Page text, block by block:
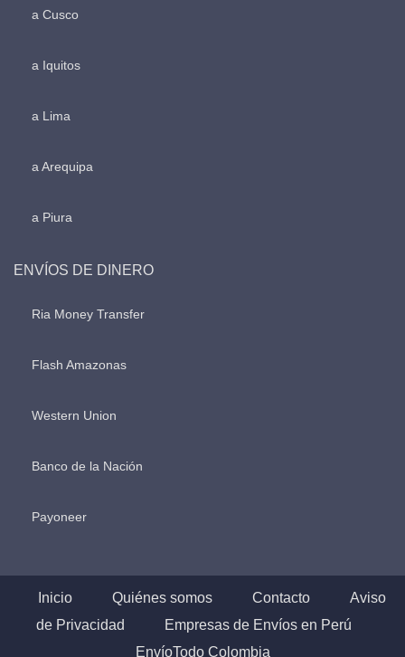
a Cusco
a Iquitos
a Lima
a Arequipa
a Piura
ENVÍOS DE DINERO
Ria Money Transfer
Flash Amazonas
Western Union
Banco de la Nación
Payoneer
Inicio Quiénes somos Contacto
Aviso
de Privacidad
Empresas de Envíos en Perú
EnvíoTodo Colombia